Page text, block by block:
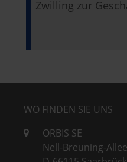
Zwilling zur
WO FINDEN SIE UNS
ORBIS SE
Nell-Breuning-